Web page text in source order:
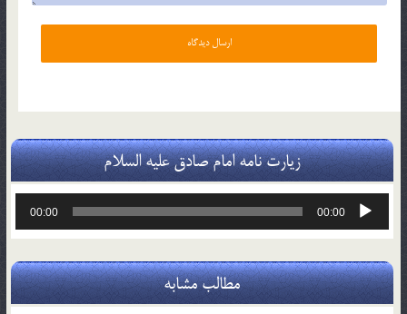
زیارت نامه امام صادق علیه السلام
پخش‌کننده
00:00
00:00
مطالب مشابه